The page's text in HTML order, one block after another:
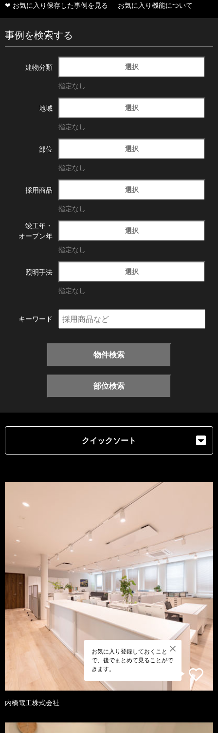
❤ お気に入り保存した事例を見る お気に入り機能について
事例を検索する
建物分類 選択
指定なし
地域 選択
指定なし
部位 選択
指定なし
採用商品 選択
指定なし
竣工年・
オープン年
選択
指定なし
照明手法 選択
指定なし
キーワード
物件検索
部位検索
クイックソート
お気に入り登録しておくこと
で、後でまとめて見ることがで
きます。
内橋電工株式会社